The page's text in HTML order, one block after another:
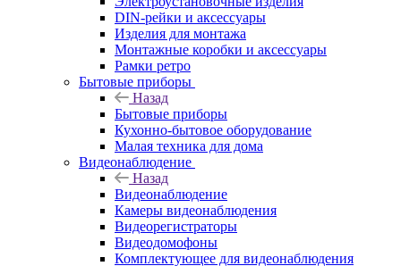
DIN-рейки и аксессуары
Изделия для монтажа
Монтажные коробки и аксессуары
Рамки ретро
Бытовые приборы
Назад
Бытовые приборы
Кухонно-бытовое оборудование
Малая техника для дома
Видеонаблюдение
Назад
Видеонаблюдение
Камеры видеонаблюдения
Видеорегистраторы
Видеодомофоны
Комплектующее для видеонаблюдения